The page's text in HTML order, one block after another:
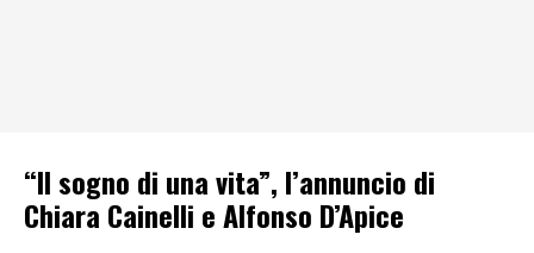
“Il sogno di una vita”, l’annuncio di
Chiara Cainelli e Alfonso D’Apice